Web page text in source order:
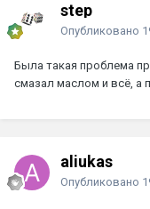
step
Опубликовано
Была такая проблема
смазал маслом и всё, а
aliukas
Опубликовано